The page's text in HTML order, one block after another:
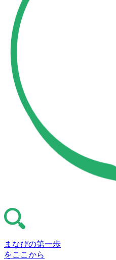
まなびの第一歩
をここから